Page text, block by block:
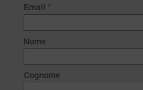
Email *
Nome
Cognome